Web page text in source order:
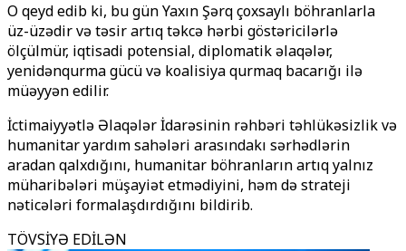
O qeyd edib ki, bu gün Yaxın Şərq çoxsaylı böhranlarla
üz-üzədir və təsir artıq təkcə hərbi göstəricilərlə
ölçülmür, iqtisadi potensial, diplomatik əlaqələr,
yenidənqurma gücü və koalisiya qurmaq bacarığı ilə
müəyyən edilir.
İctimaiyyətlə Əlaqələr İdarəsinin rəhbəri təhlükəsizlik və
humanitar yardım sahələri arasındakı sərhədlərin
aradan qalxdığını, humanitar böhranların artıq yalnız
müharibələri müşayiət etmədiyini, həm də strateji
nəticələri formalaşdırdığını bildirib.
TÖVSİYƏ EDİLƏN